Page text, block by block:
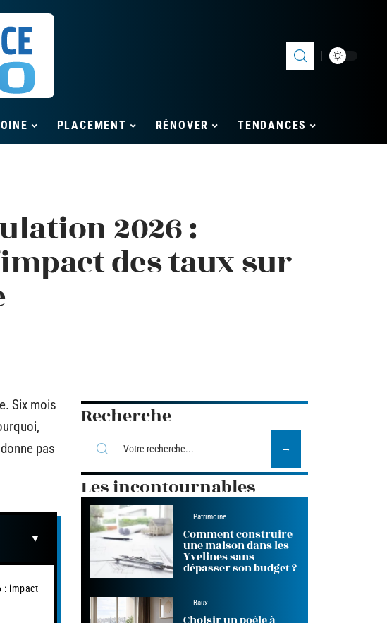
PLACEMENT RÉNOVER TENDANCES
2026 :
des taux sur
Six mois
pas
: impact
Recherche
Les incontournables
Patrimoine
Comment construire
une maison dans les
Yvelines sans
dépasser son budget ?
Baux